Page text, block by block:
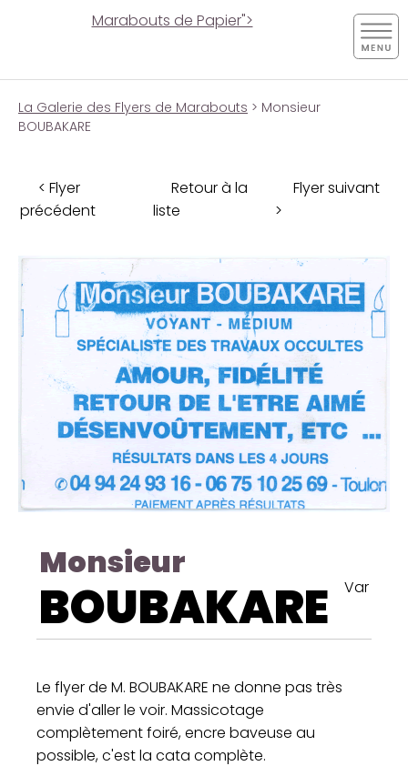
Marabouts de Papier">
La Galerie des Flyers de Marabouts > Monsieur
BOUBAKARE
< Flyer
précédent
Retour à la
liste
Flyer suivant
>
Monsieur
BOUBAKARE Var
Le flyer de M. BOUBAKARE ne donne pas très
envie d'aller le voir. Massicotage
complètement foiré, encre baveuse au
possible, c'est la cata complète.